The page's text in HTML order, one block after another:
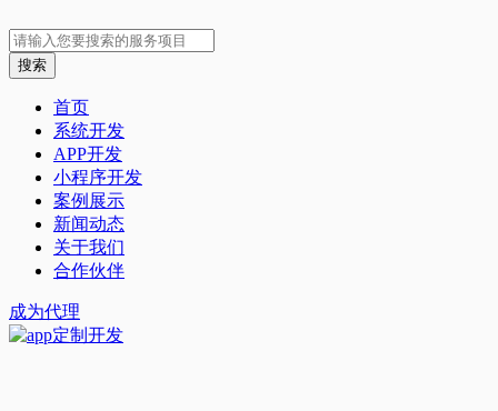
首页
系统开发
APP开发
小程序开发
案例展示
新闻动态
关于我们
合作伙伴
成为代理